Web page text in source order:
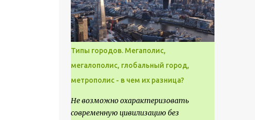
возможность обустроить
общедоступную смотровую площадку,
куда прохожие могли бы свободно
попасть, не заходя в само заведение.
Типы городов. Мегаполис,
мегалополис, глобальный город,
метрополис - в чем их разница?
Не возможно охарактеризовать
современную цивилизацию без